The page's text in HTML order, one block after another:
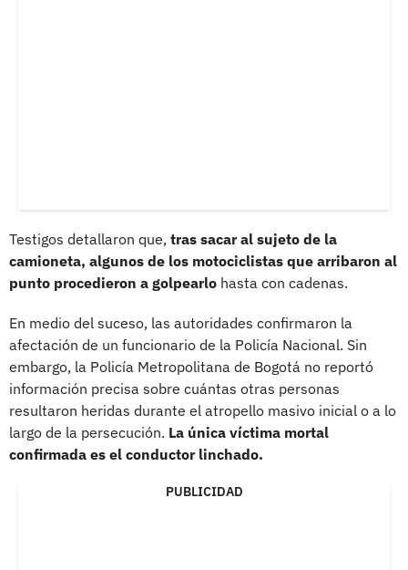
Testigos detallaron que, tras sacar al sujeto de la
camioneta, algunos de los motociclistas que arribaron al
punto procedieron a golpearlo hasta con cadenas.
En medio del suceso, las autoridades confirmaron la
afectación de un funcionario de la Policía Nacional. Sin
embargo, la Policía Metropolitana de Bogotá no reportó
información precisa sobre cuántas otras personas
resultaron heridas durante el atropello masivo inicial o a lo
largo de la persecución. La única víctima mortal
confirmada es el conductor linchado.
PUBLICIDAD